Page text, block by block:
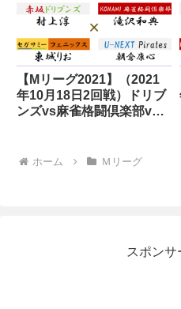
【Mリーグ2021】（2021
年10月18日2回戦）ドリブ
ンズvs麻雀格闘倶楽部vs
ホーム Ｍリーグ
スポンサ